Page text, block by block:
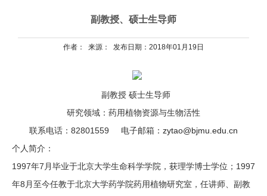
副教授、硕士生导师
作者： 来源： 发布日期：2018年01月19日
副教授 硕士生导师
研究领域：药用植物资源与生物活性
联系电话：82801559 电子邮箱： zytao@bjmu.edu.cn
个人简介：
1997年7月毕业于北京大学生命科学学院，获理学博士学位；1997
年8月至今任教于北京大学药学院药用植物研究室，任讲师、副教